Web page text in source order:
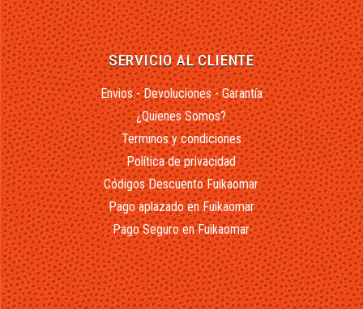
SERVICIO AL CLIENTE
Envios - Devoluciones - Garantía
¿Quienes Somos?
Terminos y condiciones
Política de privacidad
Códigos Descuento Fuikaomar
Pago aplazado en Fuikaomar
Pago Seguro en Fuikaomar